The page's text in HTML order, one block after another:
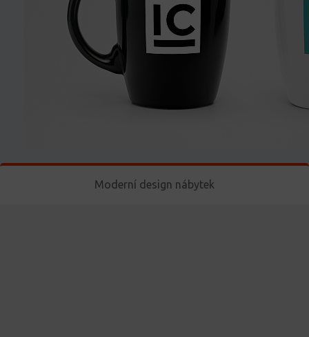
Moderní design nábytek